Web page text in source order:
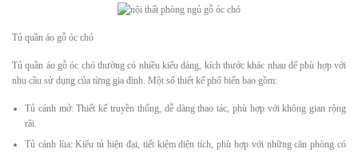
Tủ quần áo gỗ óc chó
Tủ quần áo gỗ óc chó thường có nhiều kiểu dáng, kích thước khác nhau để phù hợp với
nhu cầu sử dụng của từng gia đình. Một số thiết kế phổ biến bao gồm:
Tủ cánh mở: Thiết kế truyền thống, dễ dàng thao tác, phù hợp với không gian rộng
rãi.
Tủ cánh lùa: Kiểu tủ hiện đại, tiết kiệm diện tích, phù hợp với những căn phòng có